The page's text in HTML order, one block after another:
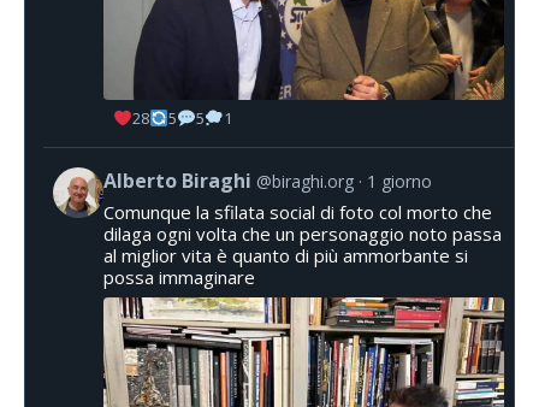
28 5 5 1
Alberto Biraghi @biraghi.org 1 giorno
Comunque la sfilata social di foto col morto che
dilaga ogni volta che un personaggio noto passa
al miglior vita è quanto di più ammorbante si
possa immaginare